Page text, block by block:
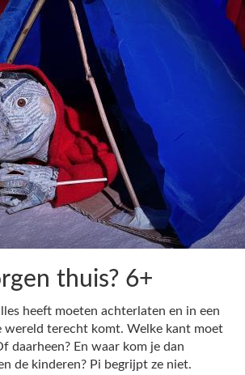
thuis? 6+
heeft moeten achterlaten en in een
wereld terecht komt. Welke kant moet
daarheen? En waar kom je dan
de kinderen? Pi begrijpt ze niet.